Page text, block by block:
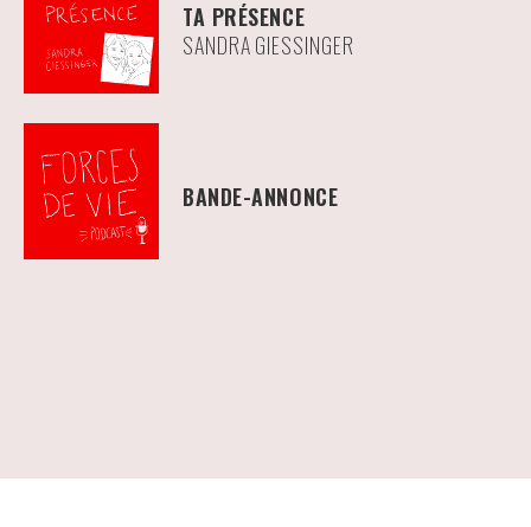
TA PRÉSENCE
SANDRA GIESSINGER
BANDE-ANNONCE